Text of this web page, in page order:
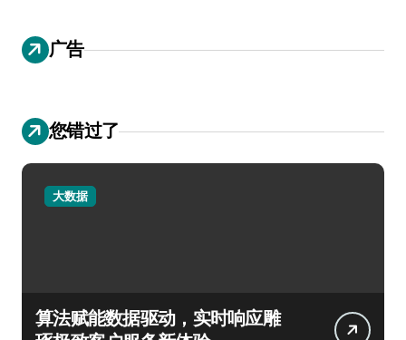
广告
您错过了
大数据
算法赋能数据驱动，实时响应雕